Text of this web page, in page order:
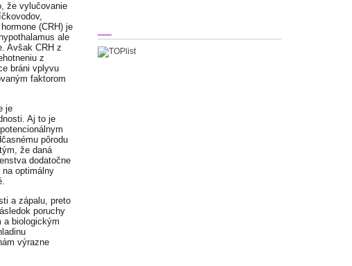
že vylučovanie
(CRH) je
ale
Avšak CRH z
z
bráni vplyvu
faktorom
je
Aj to je
pôrodu
že daná
dodatočne
na optimálny
a zápalu, preto
poruchy
a biologickým
výrazne